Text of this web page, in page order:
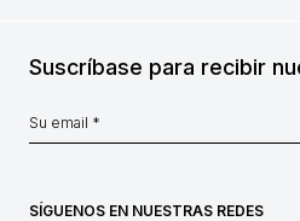
Suscríbase para recibir
SÍGUENOS EN NUESTRAS REDES